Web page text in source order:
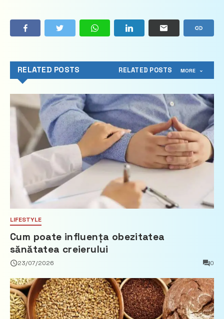
RELATED POSTS RELATED POSTS MORE
LIFESTYLE
Cum poate influența obezitatea
sănătatea creierului
23/07/2026 0